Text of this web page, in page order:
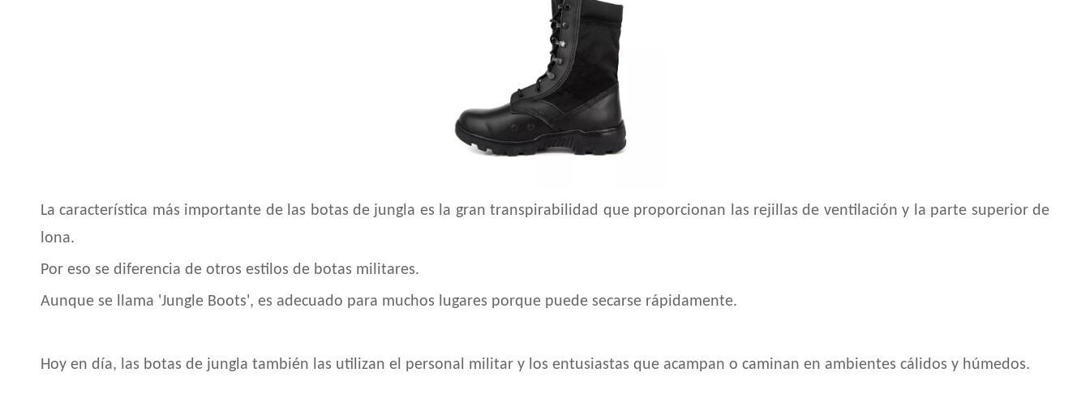
La característica más importante de las botas de jungla es la gran transpirabilidad que proporcionan las rejillas de ventilación y la parte superior de
lona.
Por eso se diferencia de otros estilos de botas militares.
Aunque se llama 'Jungle Boots', es adecuado para muchos lugares porque puede secarse rápidamente.
Hoy en día, las botas de jungla también las utilizan el personal militar y los entusiastas que acampan o caminan en ambientes cálidos y húmedos.